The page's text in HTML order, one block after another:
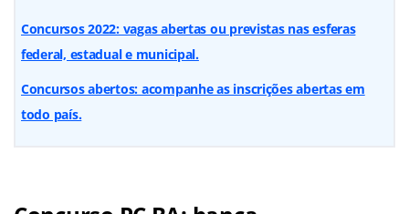
Concursos 2022: vagas abertas ou previstas nas esferas
federal, estadual e municipal.
Concursos abertos: acompanhe as inscrições abertas em
todo país.